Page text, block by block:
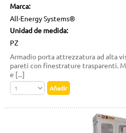
Marca:
All-Energy Systems®
Unidad de medida:
PZ
Armadio porta attrezzatura ad alta
pareti con finestrature trasparenti.
e [...]